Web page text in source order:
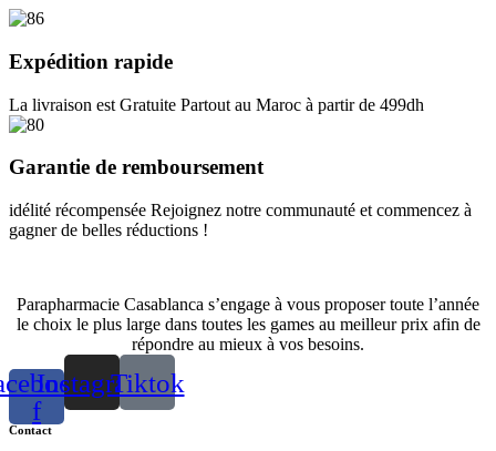
Expédition rapide
La livraison est Gratuite Partout au Maroc à partir de 499dh
Garantie de remboursement
idélité récompensée Rejoignez notre communauté et commencez à
gagner de belles réductions !
Parapharmacie Casablanca s’engage à vous proposer toute l’année
le choix le plus large dans toutes les games au meilleur prix afin de
répondre au mieux à vos besoins.
f
InstagramTiktok
Contact